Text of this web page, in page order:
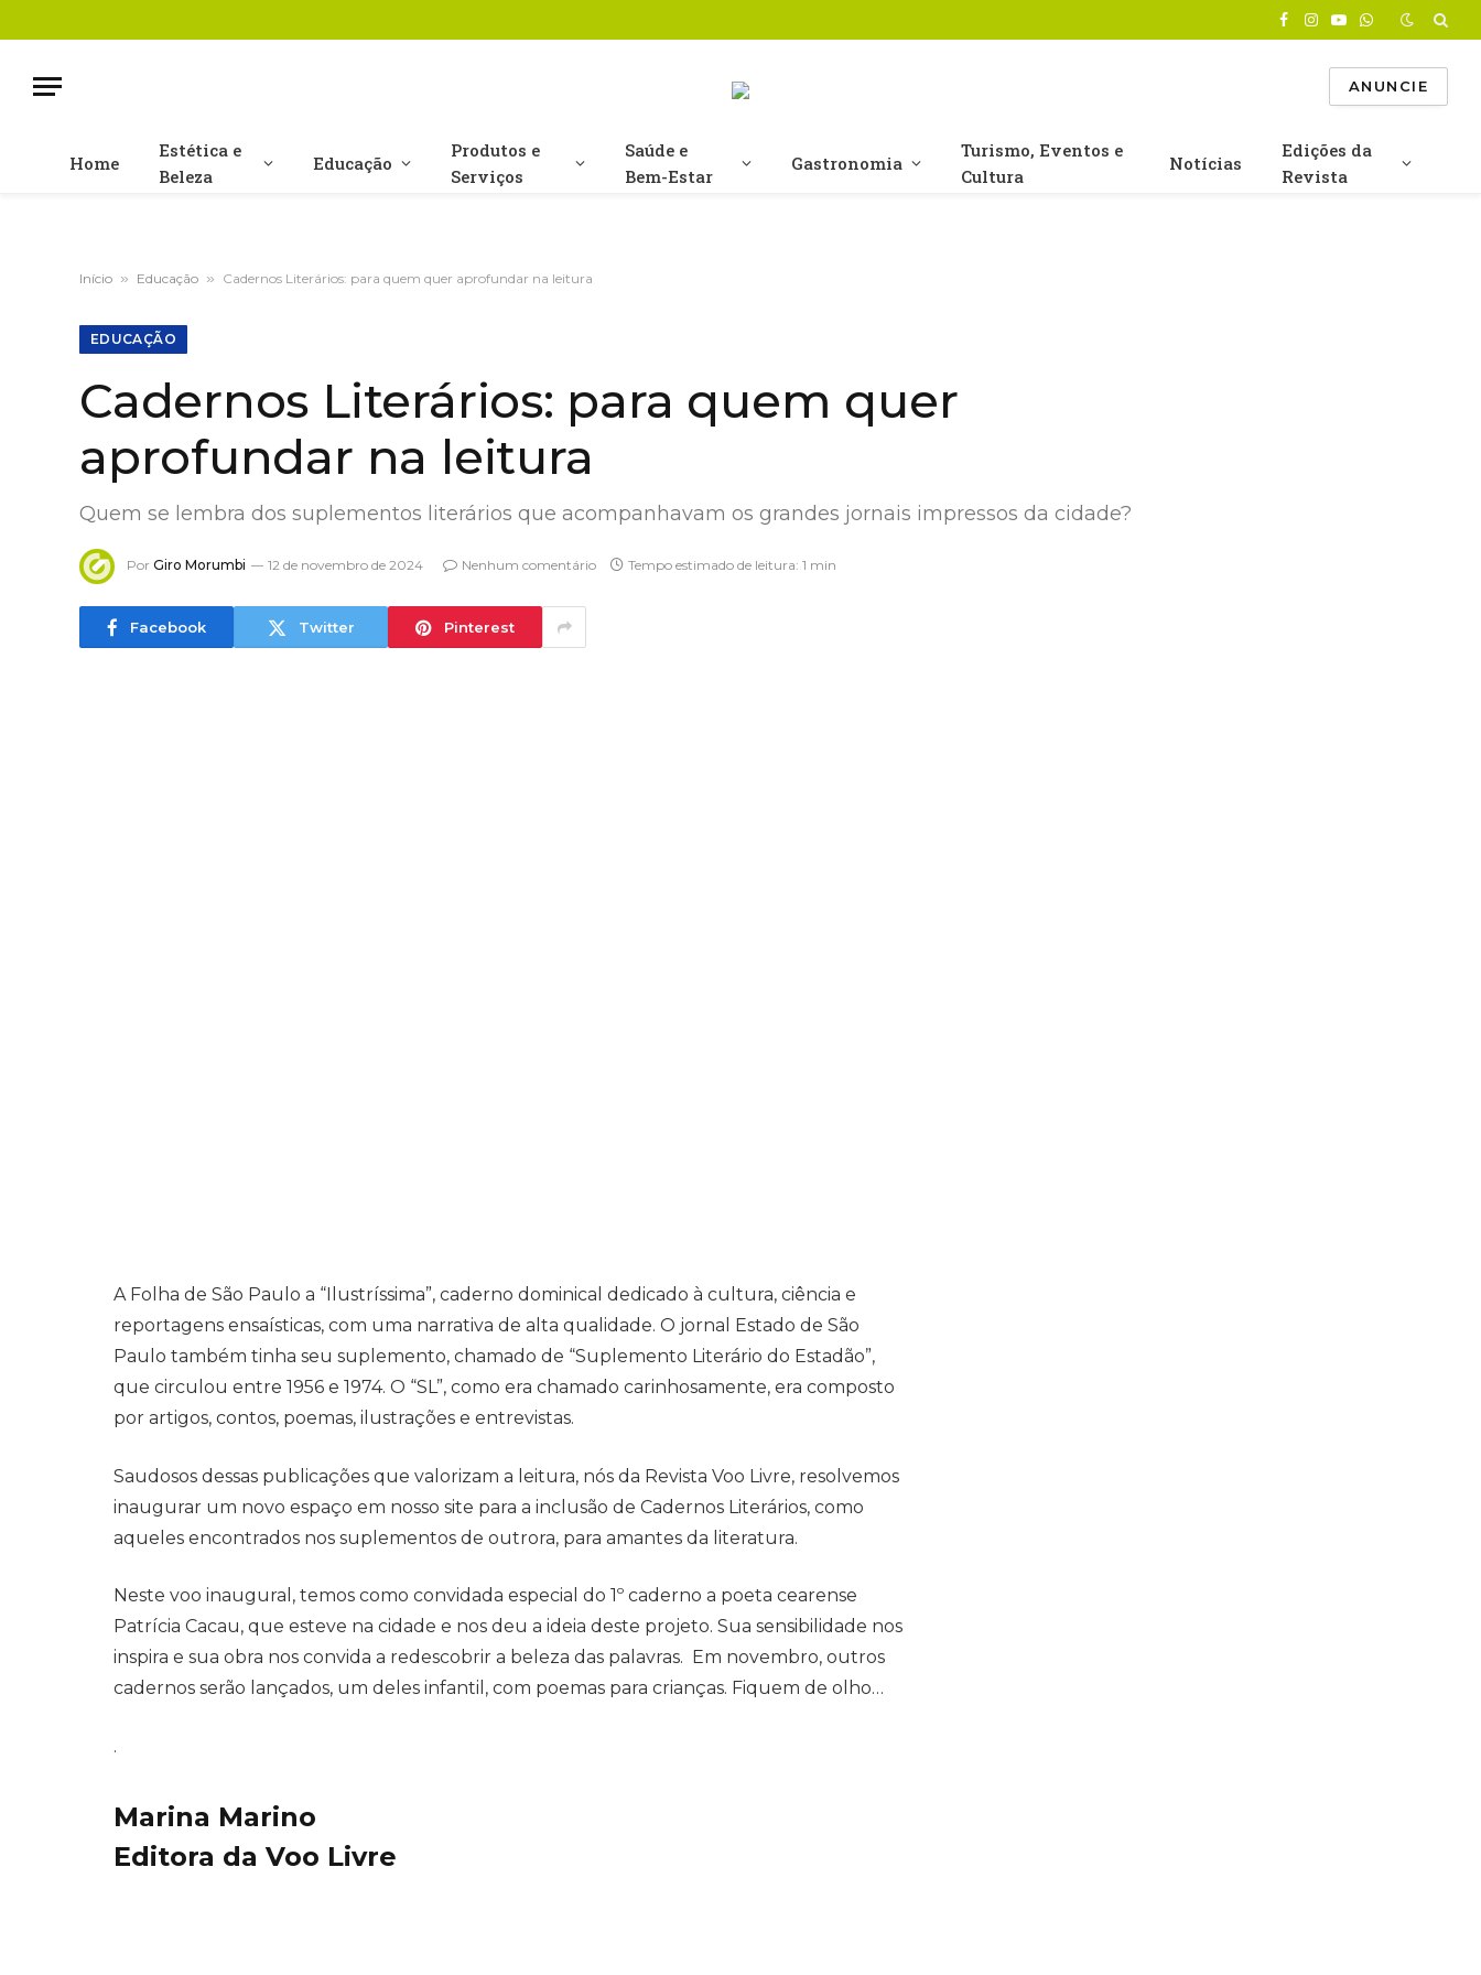
Facebook
Instagram
YouTube
WhatsApp
ANUNCIE
Home
Estética e
Beleza
Educação
Produtos e
Serviços
Saúde e
Bem-Estar
Gastronomia
Turismo, Eventos e
Cultura
Notícias
Edições da
Revista
Início » Educação » Cadernos Literários: para quem quer aprofundar na leitura
EDUCAÇÃO
Cadernos Literários: para quem quer
aprofundar na leitura
Quem se lembra dos suplementos literários que acompanhavam os grandes jornais impressos da cidade?
Por Giro Morumbi 12 de novembro de 2024 Nenhum comentário Tempo estimado de leitura: 1 min
Facebook Twitter Pinterest
A Folha de São Paulo a “Ilustríssima”, caderno dominical dedicado à cultura, ciência e
reportagens ensaísticas, com uma narrativa de alta qualidade. O jornal Estado de São
Paulo também tinha seu suplemento, chamado de “Suplemento Literário do Estadão”,
que circulou entre 1956 e 1974. O “SL”, como era chamado carinhosamente, era composto
por artigos, contos, poemas, ilustrações e entrevistas.
Saudosos dessas publicações que valorizam a leitura, nós da Revista Voo Livre, resolvemos
inaugurar um novo espaço em nosso site para a inclusão de Cadernos Literários, como
aqueles encontrados nos suplementos de outrora, para amantes da literatura.
Neste voo inaugural, temos como convidada especial do 1º caderno a poeta cearense
Patrícia Cacau, que esteve na cidade e nos deu a ideia deste projeto. Sua sensibilidade nos
inspira e sua obra nos convida a redescobrir a beleza das palavras. Em novembro, outros
cadernos serão lançados, um deles infantil, com poemas para crianças. Fiquem de olho…
.
Marina Marino
Editora da Voo Livre